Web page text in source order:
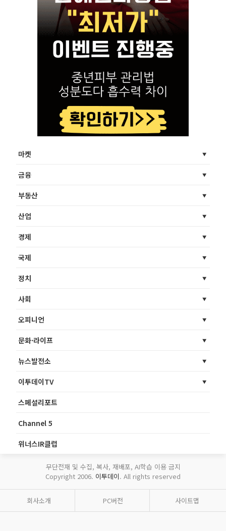
마켓
금융
부동산
산업
경제
국제
정치
사회
오피니언
문화·라이프
뉴스발전소
이투데이TV
스페셜리포트
Channel 5
위너스IR클럽
무단전재 및 수집, 복사, 재배포, AI학습 이용 금지
Copyright 2006. 이투데이. All rights reserved
회사소개 PC버전 사이트맵